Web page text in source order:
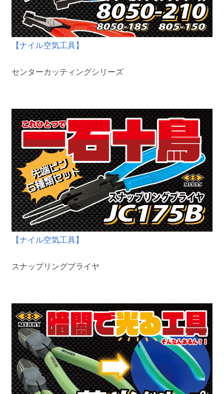
【ナイル空気工具】
センターカッティングシリーズ
【ナイル空気工具】
スナップリングプライヤ